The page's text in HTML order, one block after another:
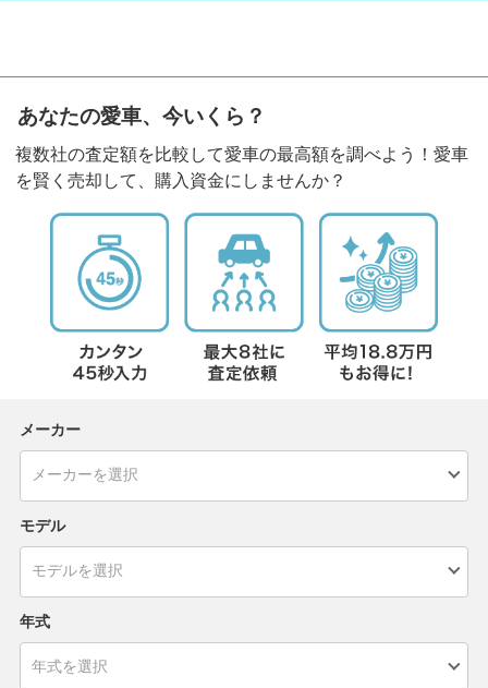
あなたの愛車、今いくら？
複数社の査定額を比較して愛車の最高額を調べよう！愛車
を賢く売却して、購入資金にしませんか？
メーカー
モデル
年式